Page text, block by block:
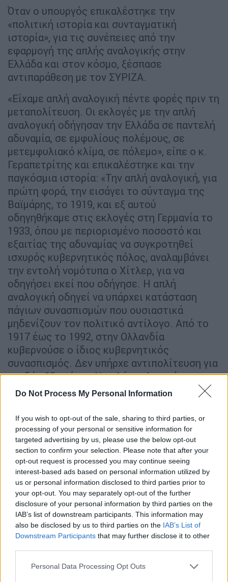
Do Not Process My Personal Information
If you wish to opt-out of the sale, sharing to third parties, or
processing of your personal or sensitive information for
targeted advertising by us, please use the below opt-out
section to confirm your selection. Please note that after your
opt-out request is processed you may continue seeing
interest-based ads based on personal information utilized by
us or personal information disclosed to third parties prior to
your opt-out. You may separately opt-out of the further
disclosure of your personal information by third parties on the
IAB’s list of downstream participants. This information may
also be disclosed by us to third parties on the IAB’s List of
Downstream Participants that may further disclose it to other
Please note that this website/app uses one or more Google
Personal Data Processing Opt Outs
Όταν ο υπουργός επικαλέστηκε την
«πολιτική ιστορία και συνταγματική
ιστορία», για τις συνέπειες από την
εφαρμογή της απλής αναλογικής στην
Ελλάδα και στον κόσμο, ξέσπασε
αντιπαράθεση με τον ΣΥΡΙΖΑ.
«Είχαμε απλή αναλογική πέντε φορές πριν τη
μεταπολίτευση. Οι εκλογές με την απλή
αναλογική οδήγησαν την Ελλάδα σε παντελή
αδυναμία, σε εμφυλίους πολέμους, σε
μετεμφυλιακό κλίμα, σε πόλεμο», είπε ο κ.
Γεραπετρίτης και επικαλέστηκε και την
παγκόσμια ιστορία: «Την απλή αναλογική, για
πρώτη φορά, την εισάγει το σύνταγμα της
Βαϊμάρης, το 1919, και εξ αυτού
οδηγηθήκαμε στις εκλογές στη Γερμανία το
1933, όπου με περιορισμένο ποσοστό και
εξαιτίας της αδυναμίας να συγκροτηθεί
ισχυρός κυβερνητικός πόλος, αναλαμβάνει
την εντολή νομότυπα ο Χίτλερ, για να
οδηγήσει εκεί που οδήγησε. Η απλή
αναλογική οδηγεί να υπάρχει κατάσταση
πάγιων συνασπισμών που ουσιαστικά
μηδενίζουν τον πολιτικό αντίλογο. Από το
1917 έως το 1992, στην Ολλανδία
κυβερνούσε ο ίδιος κυβερνητικός
συνασπισμός. Δεν υπήρχε αντιπολίτευση για
σχεδόν 65 χρόνια. Η απλή αναλογική, που
ήταν το κυρίαρχο σύστημα στη μεταπολεμική
και την αδυναμία σχηματισμού κυβερνήσεων
και στο φαινόμενο της κυβέρνησης του
Τζιβάνι Σπαντολίνι, του 3%».
Αναφερόμενος στο παρόν, ο υπουργός
Επικρατείας κατηγόρησε την αξιωματική
αντιπολίτευση ότι μέμφεται το
πλειοψηφικό σύστημα, αν και η ίδια το έχει
αξιοποιήσει δύο φορές για να βρεθεί στην
εξουσία.Κατηγόρησε επίσης τονΣΥΡΙΖΑ
, γιατί «για πρώτη φορά, είχαμε
40% και δεν υπήρξε άλλη κυβέρνηση μετά